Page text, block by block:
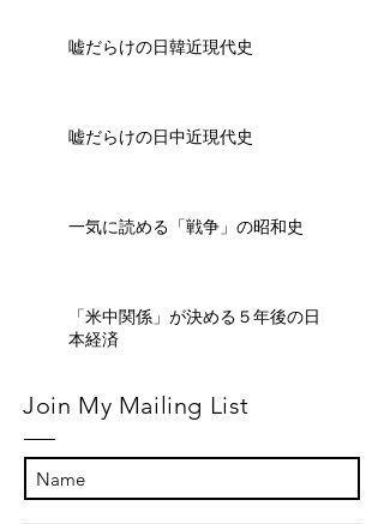
嘘だらけの日韓近現代史
嘘だらけの日中近現代史
一気に読める「戦争」の昭和史
「米中関係」が決める５年後の日
本経済
Join My Mailing List